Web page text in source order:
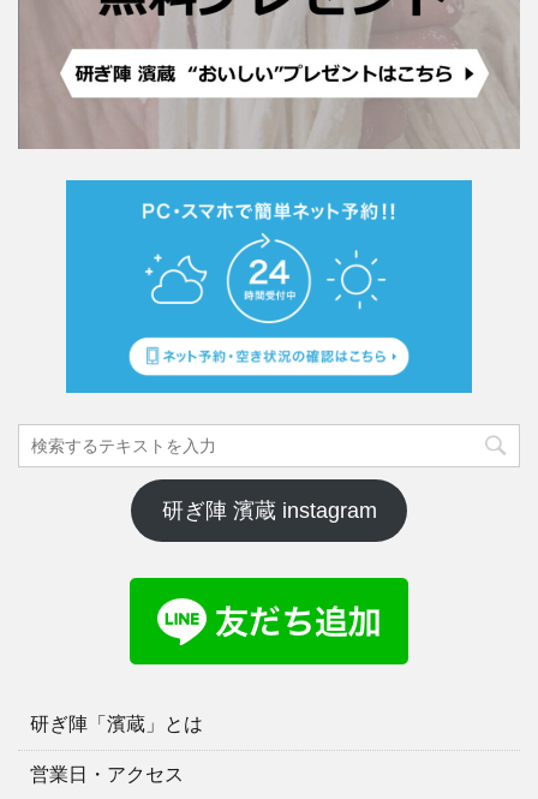
研ぎ陣 濱蔵 instagram
研ぎ陣「濱蔵」とは
営業日・アクセス